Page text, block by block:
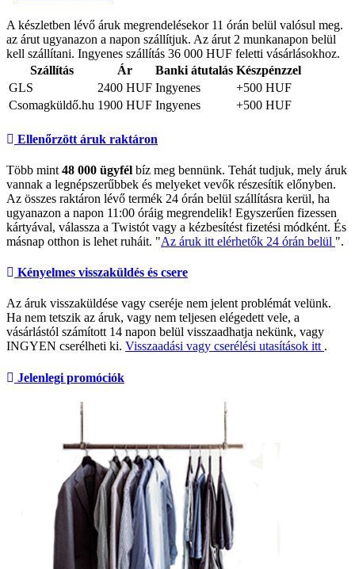
A készletben lévő áruk megrendelésekor 11 órán belül valósul meg.
az árut ugyanazon a napon szállítjuk. Az árut 2 munkanapon belül
kell szállítani. Ingyenes szállítás 36 000 HUF feletti vásárlásokhoz.
Szállítás
Ár Banki átutalás Készpénzzel
GLS
2400 HUF Ingyenes
+500 HUF
Csomagküldő.hu 1900 HUF Ingyenes +500 HUF
Ellenőrzött áruk raktáron
Több mint 48 000 ügyfél bíz meg bennünk. Tehát tudjuk, mely áruk
vannak a legnépszerűbbek és melyeket vevők részesítik előnyben.
Az összes raktáron lévő termék 24 órán belül szállításra kerül, ha
ugyanazon a napon 11:00 óráig megrendelik! Egyszerűen fizessen
kártyával, válassza a Twistót vagy a kézbesítést fizetési módként. És
másnap otthon is lehet ruháit. "Az áruk itt elérhetők 24 órán belül ".
Kényelmes visszaküldés és csere
Az áruk visszaküldése vagy cseréje nem jelent problémát velünk.
Ha nem tetszik az áruk, vagy nem teljesen elégedett vele, a
vásárlástól számított 14 napon belül visszaadhatja nekünk, vagy
INGYEN cserélheti ki. Visszaadási vagy cserélési utasítások itt .
Jelenlegi promóciók